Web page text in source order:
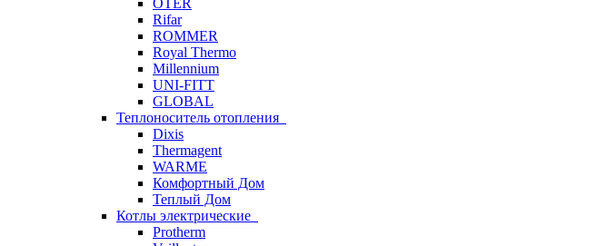
OTER
Rifar
ROMMER
Royal Thermo
Millennium
UNI-FITT
GLOBAL
Теплоноситель отопления
Dixis
Thermagent
WARME
Комфортный Дом
Теплый Дом
Котлы электрические
Protherm